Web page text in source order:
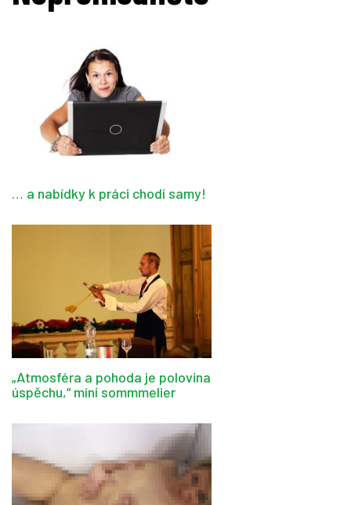
… a nabídky k práci chodí samy!
„Atmosféra a pohoda je polovina
úspěchu,“ míní sommmelier